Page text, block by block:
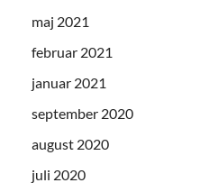
maj 2021
februar 2021
januar 2021
september 2020
august 2020
juli 2020